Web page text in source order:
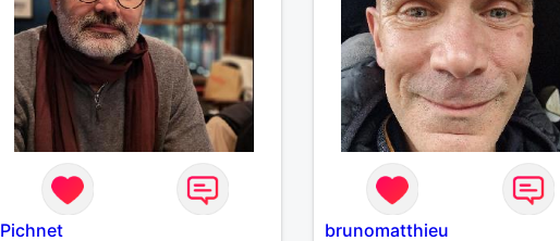
Pichnet
brunomatthieu